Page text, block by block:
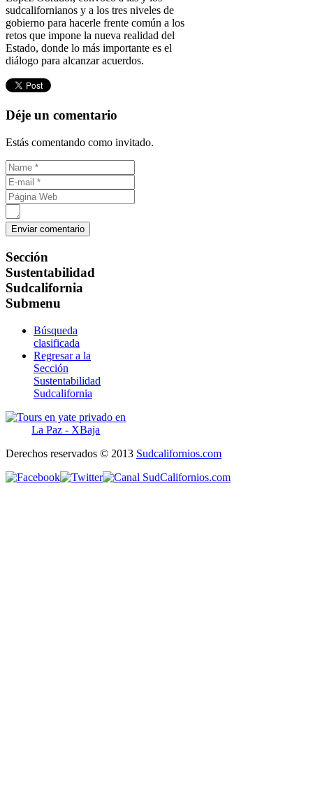
sudcalifornianos y a los tres niveles de
gobierno para hacerle frente común a los
retos que impone la nueva realidad del
Estado, donde lo más importante es el
diálogo para alcanzar acuerdos.
Déje un comentario
Estás comentando como invitado.
Sección
Sustentabilidad
Sudcalifornia
Submenu
Búsqueda
clasificada
Regresar a la
Sección
Sustentabilidad
Sudcalifornia
Derechos reservados © 2013 Sudcalifornios.com